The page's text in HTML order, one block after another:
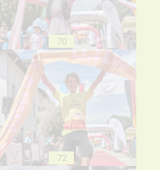
70
72